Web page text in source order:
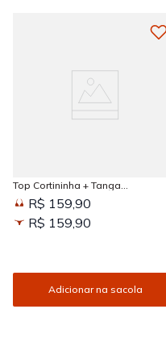
Top Cortininha + Tanga
Amarradinha Estampada Sun
KissedR$ 159,90
R$ 159,90
Adicionar na sacola